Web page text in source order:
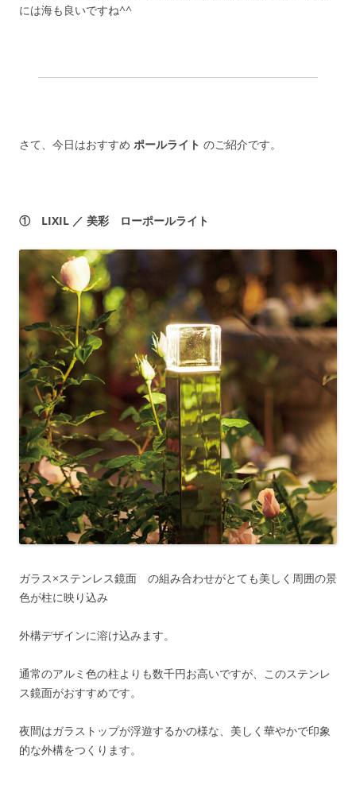
には海も良いですね^^
さて、今日はおすすめ ポールライト のご紹介です。
① LIXIL ／ 美彩 ローポールライト
ガラス×ステンレス鏡面 の組み合わせがとても美しく周囲の景
色が柱に映り込み
外構デザインに溶け込みます。
通常のアルミ色の柱よりも数千円お高いですが、このステンレ
ス鏡面がおすすめです。
夜間はガラストップが浮遊するかの様な、美しく華やかで印象
的な外構をつくります。